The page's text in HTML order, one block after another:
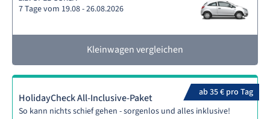
7 Tage vom 19.08 - 26.08.2026
Kleinwagen vergleichen
ab 35 € pro Tag
HolidayCheck All-Inclusive-Paket
So kann nichts schief gehen - sorgenlos und alles inklusive!